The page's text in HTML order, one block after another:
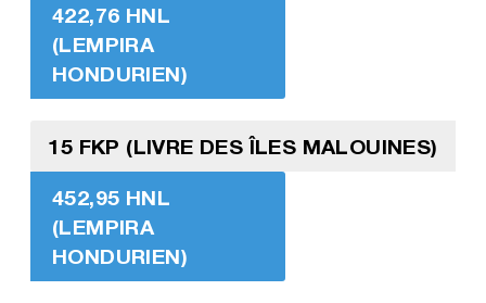
422,76 HNL
(LEMPIRA
HONDURIEN)
15 FKP (LIVRE DES ÎLES MALOUINES)
452,95 HNL
(LEMPIRA
HONDURIEN)